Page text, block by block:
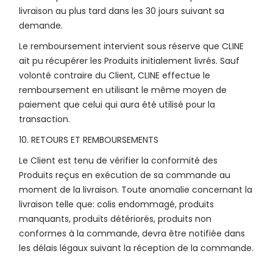
livraison au plus tard dans les 30 jours suivant sa
demande.
Le remboursement intervient sous réserve que CLINE
ait pu récupérer les Produits initialement livrés. Sauf
volonté contraire du Client, CLINE effectue le
remboursement en utilisant le même moyen de
paiement que celui qui aura été utilisé pour la
transaction.
10. RETOURS ET REMBOURSEMENTS
Le Client est tenu de vérifier la conformité des
Produits reçus en exécution de sa commande au
moment de la livraison. Toute anomalie concernant la
livraison telle que: colis endommagé, produits
manquants, produits détériorés, produits non
conformes à la commande, devra être notifiée dans
les délais légaux suivant la réception de la commande.